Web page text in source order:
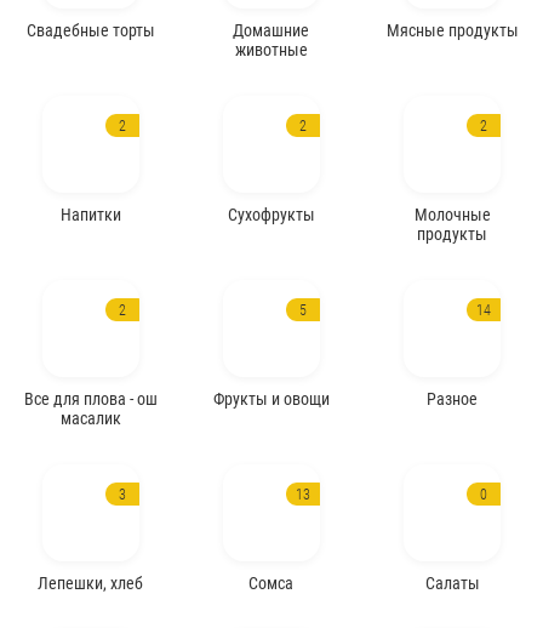
Свадебные торты
Домашние
животные
Мясные продукты
2
Напитки
2
Сухофрукты
2
Молочные
продукты
2
Все для плова - ош
масалик
5
Фрукты и овощи
14
Разное
3
Лепешки, хлеб
13
Сомса
0
Салаты